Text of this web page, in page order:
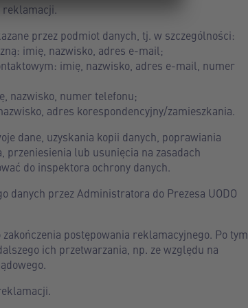
reklamacji.
przez podmiot danych, tj. w szczególności:
imię, nazwisko, adres e-mail;
imię, nazwisko, adres e-mail, numer
nazwisko, numer telefonu;
adres korespondencyjny/zamieszkania.
dane, uzyskania kopii danych, poprawiania
lub usunięcia na zasadach
do inspektora ochrony danych.
danych przez Administratora do Prezesa UODO
postępowania reklamacyjnego. Po tym
ich przetwarzania, np. ze względu na